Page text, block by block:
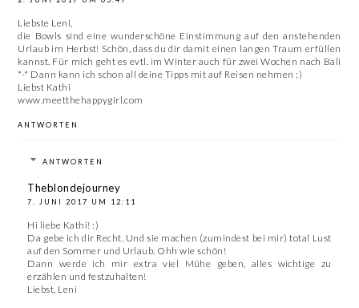
Liebste Leni,
die Bowls sind eine wunderschöne Einstimmung auf den anstehenden
Urlaub im Herbst! Schön, dass du dir damit einen langen Traum erfüllen
kannst. Für mich geht es evtl. im Winter auch für zwei Wochen nach Bali
*-* Dann kann ich schon all deine Tipps mit auf Reisen nehmen ;)
Liebst Kathi
www.meetthehappygirl.com
ANTWORTEN
ANTWORTEN
Theblondejourney
7. JUNI 2017 UM 12:11
Hi liebe Kathi! :)
Da gebe ich dir Recht. Und sie machen (zumindest bei mir) total Lust
auf den Sommer und Urlaub. Ohh wie schön!
Dann werde ich mir extra viel Mühe geben, alles wichtige zu
erzählen und festzuhalten!
Liebst, Leni